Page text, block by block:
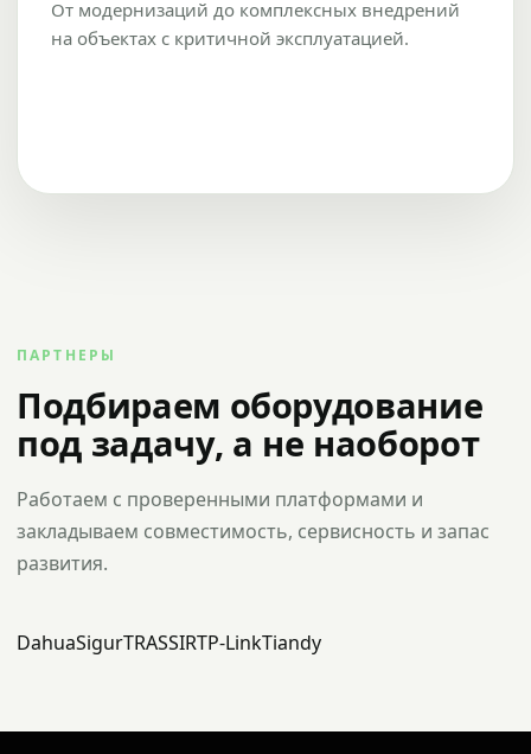
От модернизаций до комплексных внедрений
на объектах с критичной эксплуатацией.
ПАРТНЕРЫ
Подбираем оборудование
под задачу, а не наоборот
Работаем с проверенными платформами и
закладываем совместимость, сервисность и запас
развития.
DahuaSigurTRASSIRTP-LinkTiandy